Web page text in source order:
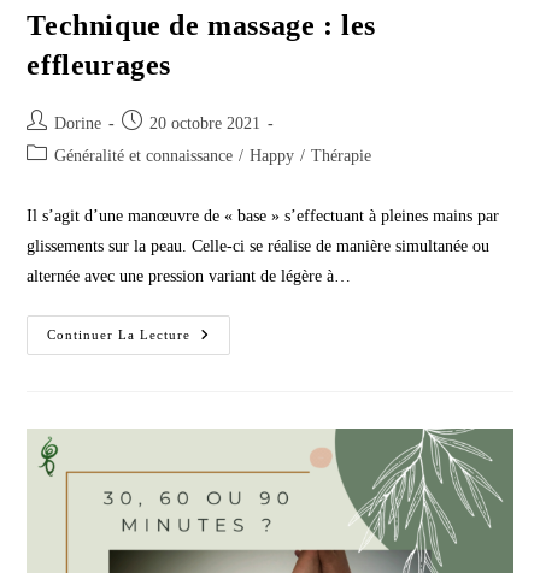
Technique de massage : les
effleurages
Auteur/autrice
de
Dorine
Publication
publiée :
20 octobre 2021
PostGénéralité et connaissance / Happy / Thérapie
Il s’agit d’une manœuvre de « base » s’effectuant à pleines mains par
glissements sur la peau. Celle-ci se réalise de manière simultanée ou
alternée avec une pression variant de légère à…
Continuer La Lecture
Technique
De